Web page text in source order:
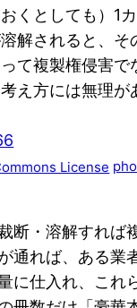
くとしても）1
解されると、そ
て複製権侵害で
え方には無理が
断・溶解すれば
通れば、ある業
に仕入れ、これ